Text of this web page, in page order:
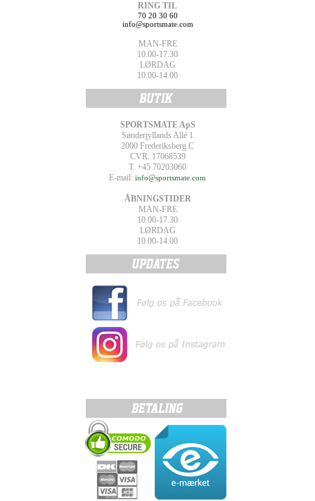
RING TIL
70 20 30 60
info@sportsmate.com
MAN-FRE
10.00-17.30
LØRDAG
10.00-14.00
SPORTSMATE ApS
Sønderjyllands Allé 1
2000 Frederiksberg C
CVR. 17068539
T. +45 70203060
E-mail: info@sportsmate.com
ÅBNINGSTIDER
MAN-FRE
10.00-17.30
LØRDAG
10.00-14.00